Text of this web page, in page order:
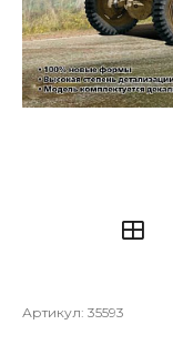
Артикул: 35593